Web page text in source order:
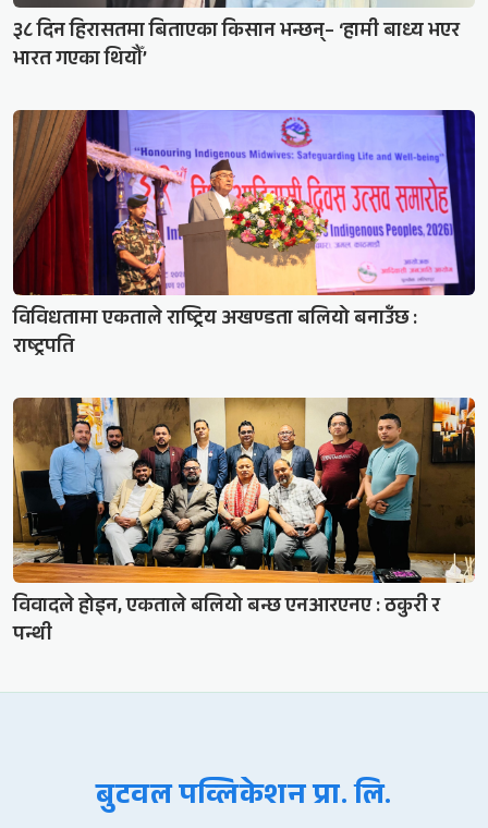
३८ दिन हिरासतमा बिताएका किसान भन्छन्– ‘हामी बाध्य भएर
भारत गएका थियौँ’
विविधतामा एकताले राष्ट्रिय अखण्डता बलियो बनाउँछ :
राष्ट्रपति
विवादले होइन, एकताले बलियो बन्छ एनआरएनए : ठकुरी र
पन्थी
बुटवल पव्लिकेशन प्रा. लि.